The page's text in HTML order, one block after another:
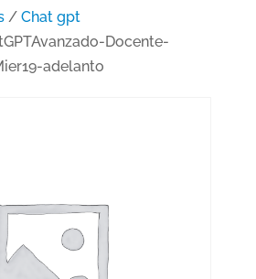
/ Chat gpt
Docente-
adelanto